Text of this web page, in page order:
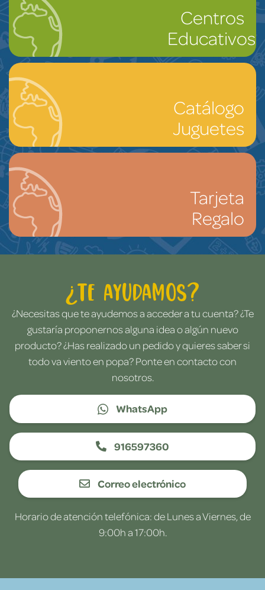
Centros
Educativos
Catálogo
Juguetes
Tarjeta
Regalo
¿Te ayudamos?
¿Necesitas que te ayudemos a acceder a tu cuenta? ¿Te
gustaría proponernos alguna idea o algún nuevo
producto? ¿Has realizado un pedido y quieres saber si
todo va viento en popa? Ponte en contacto con
nosotros.
WhatsApp
916597360
Correo electrónico
Horario de atención telefónica: de Lunes a Viernes, de
9:00h a 17:00h.